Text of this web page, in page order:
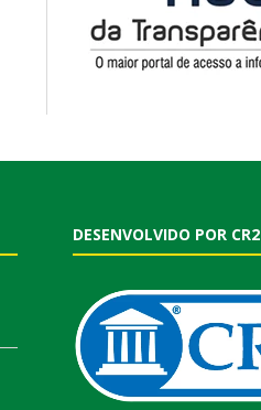
DESENVOLVIDO POR CR2